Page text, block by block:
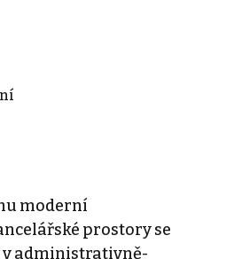
moderní
prostory se
administrativně-